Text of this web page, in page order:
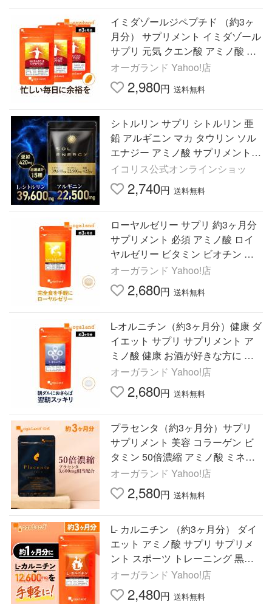
イミダゾールジペプチド （約3ヶ
月分） サプリメント イミダゾール
サプリ 元気 クエン酸 アミノ酸 ア
ンセリン ビタミン ポイント利用
オーガランド Yahoo!店
2,980円 送料無料
シトルリン サプリ シトルリン 亜
鉛 アルギニン マカ タウリン ソル
エナジー アミノ酸 サプリメント 1
80粒 ポイント利用 爆買
イコリス公式オンラインショッ
2,740円 送料無料
ローヤルゼリー サプリ 約3ヶ月分
サプリメント 必須 アミノ酸 ロイ
ヤルゼリー ビタミン ビオチン 亜
鉛 ポイント利用
オーガランド Yahoo!店
2,680円 送料無料
L-オルニチン（約3ヶ月分）健康 ダ
イエット サプリ サプリメント ア
ミノ酸 健康 お酒が好きな方に し
じみ で有名な 成分 アルギニン オ
ーガランド ポイント利用
オーガランド Yahoo!店
2,680円 送料無料
プラセンタ（約3ヶ月分）サプリ
サプリメント 美容 コラーゲン ビ
タミン 50倍濃縮 アミノ酸 ミネラ
ル ポイント利用
オーガランド Yahoo!店
2,580円 送料無料
L- カルニチン （約3ヶ月分） ダイ
エット アミノ酸 サプリ サプリメ
ント スポーツ トレーニング 黒胡
椒 生活習慣 リポ酸 オーガランド
ポイント利用
オーガランド Yahoo!店
2,480円 送料無料